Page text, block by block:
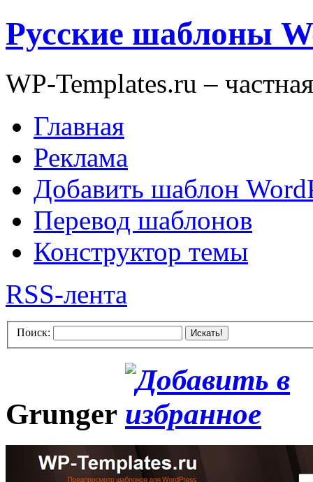
Русские шаблоны
WP-Templates.ru –
Главная
Реклама
Добавить шаблон
Перевод шаблонов
Конструктор темы
RSS-лента
Поиск: Искать!
Grunger